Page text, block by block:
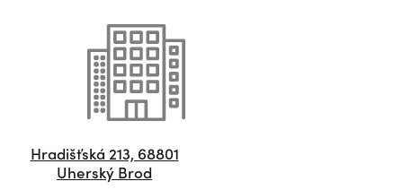
Hradišťská 213, 68801
Uherský Brod